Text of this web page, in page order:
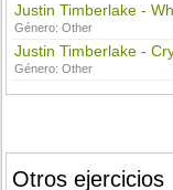
Justin Timberlake -
Género:Other
Justin Timberlake -
Género:Other
Otros ejercicios